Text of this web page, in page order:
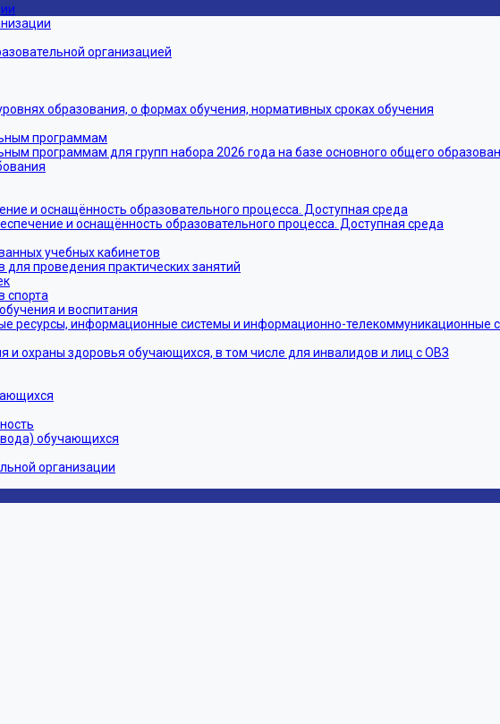
организацией
образования, о формах обучения, нормативных сроках обучения
программам
программам для групп набора 2026 года на базе основного общего
и оснащённость образовательного процесса. Доступная среда
и оснащённость образовательного процесса. Доступная среда
учебных кабинетов
проведения практических занятий
спорта
и воспитания
ресурсы, информационные системы и информационно-телекоммуникационные
и охраны здоровья обучающихся, в том числе для инвалидов и лиц с ОВЗ
обучающихся
организации